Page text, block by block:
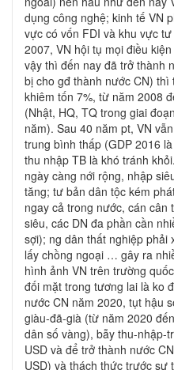
dụng công nghệ; kinh tế VN
vực có vốn FDI và khu vực
2007, VN hội tụ mọi điều
vậy thì đến nay đã trở thành
bị cho gđ thành nước CN)
khiêm tốn 7%, từ năm 2008
(Nhật, HQ, TQ trong giai
năm). Sau 40 năm pt, VN
trung bình thấp (GDP 2016
thu nhập TB là khó tránh
ngày càng nới rộng, nhập
tăng; tư bản dân tộc kém
ngay cả trong nước, cán
siêu, các DN đa phần cần
sợi); ng dân thất nghiệp phải
lấy chồng ngoại … gây ra
hình ảnh VN trên trường
đối mặt trong tương lai là ko
nước CN năm 2020, tụt hậu
giàu-đã-già (từ năm 2020
dân số vàng), bẫy thu-nhập-
USD và để trở thành nước
USD) và thách thức trước sự